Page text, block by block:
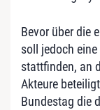
Bevor über die
soll jedoch
stattfinden, an
Akteure
Bundestag die